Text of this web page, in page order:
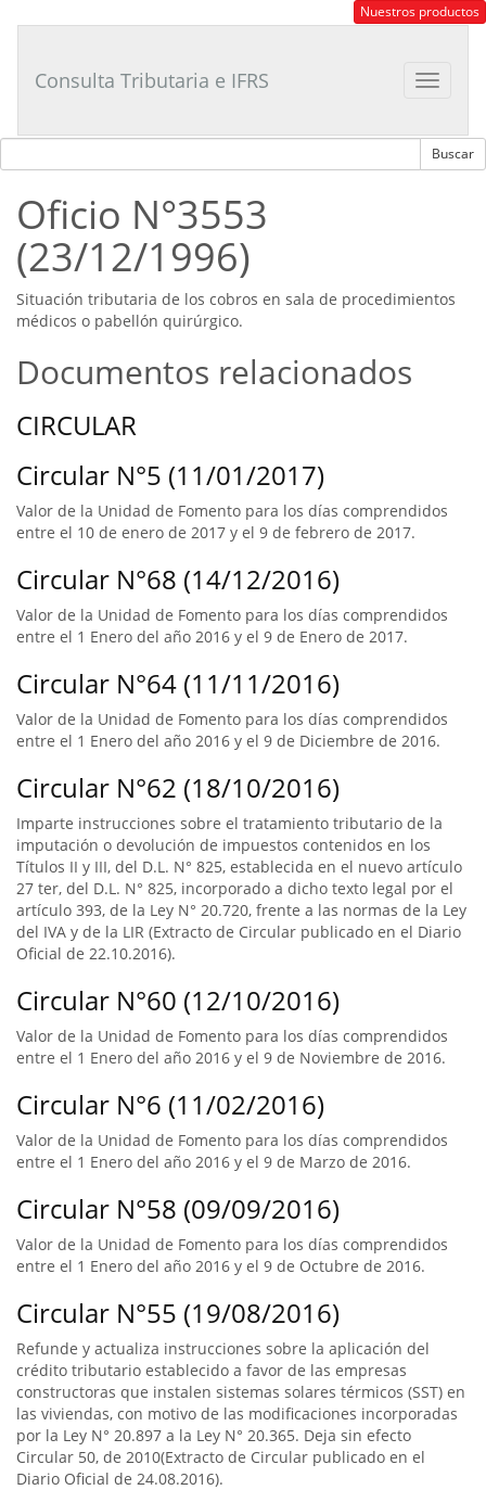
Tributario
Nuestros productos
Toggle
Consulta Tributaria e IFRS
Oficio N°3553
(23/12/1996)
Situación tributaria de los cobros en sala de procedimientos
médicos o pabellón quirúrgico.
Documentos relacionados
CIRCULAR
Circular N°5 (11/01/2017)
Valor de la Unidad de Fomento para los días comprendidos
entre el 10 de enero de 2017 y el 9 de febrero de 2017.
Circular N°68 (14/12/2016)
Valor de la Unidad de Fomento para los días comprendidos
entre el 1 Enero del año 2016 y el 9 de Enero de 2017.
Circular N°64 (11/11/2016)
Valor de la Unidad de Fomento para los días comprendidos
entre el 1 Enero del año 2016 y el 9 de Diciembre de 2016.
Circular N°62 (18/10/2016)
Imparte instrucciones sobre el tratamiento tributario de la
imputación o devolución de impuestos contenidos en los
Títulos II y III, del D.L. N° 825, establecida en el nuevo artículo
27 ter, del D.L. N° 825, incorporado a dicho texto legal por el
artículo 393, de la Ley N° 20.720, frente a las normas de la Ley
del IVA y de la LIR (Extracto de Circular publicado en el Diario
Oficial de 22.10.2016).
Circular N°60 (12/10/2016)
Valor de la Unidad de Fomento para los días comprendidos
entre el 1 Enero del año 2016 y el 9 de Noviembre de 2016.
Circular N°6 (11/02/2016)
Valor de la Unidad de Fomento para los días comprendidos
entre el 1 Enero del año 2016 y el 9 de Marzo de 2016.
Circular N°58 (09/09/2016)
Valor de la Unidad de Fomento para los días comprendidos
entre el 1 Enero del año 2016 y el 9 de Octubre de 2016.
Circular N°55 (19/08/2016)
Refunde y actualiza instrucciones sobre la aplicación del
crédito tributario establecido a favor de las empresas
constructoras que instalen sistemas solares térmicos (SST) en
las viviendas, con motivo de las modificaciones incorporadas
por la Ley N° 20.897 a la Ley N° 20.365. Deja sin efecto
Circular 50, de 2010(Extracto de Circular publicado en el
Diario Oficial de 24.08.2016).